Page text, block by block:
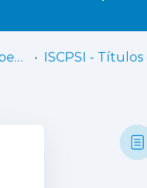
ISCPSI - Instituto Superior de Ciências Policiais e Segurança Interna